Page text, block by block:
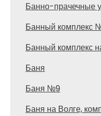
Банно-прачечные
Банный комплекс
Банный комплекс
Баня
Баня №9
Баня на Волге,